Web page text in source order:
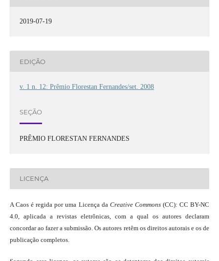
2019-07-19
EDIÇÃO
v. 1 n. 12: Prêmio Florestan Fernandes/set. 2008
SEÇÃO
PRÊMIO FLORESTAN FERNANDES
LICENÇA
A Caos é regida por uma Licença da Creative Commons(CC): CC BY-NC
4.0, aplicada a revistas eletrônicas, com a qual os autores declaram
concordar ao fazer a submissão. Os autores retêm os direitos autorais e os de
publicação completos.